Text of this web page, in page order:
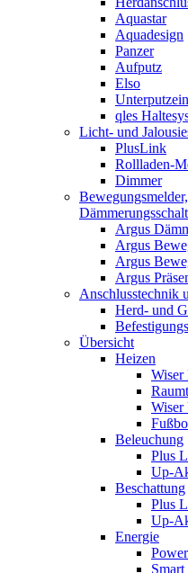
Aquastar
Aquadesign
Panzer
Aufputz
Elso
qles
Licht- und
PlusLink
Rollladen-
Dimmer
Argus
Argus
Argus
Argus
Anschlusstechnik
Herd- und
Übersicht
Heizen
Wiser
Wiser
Beleuchung
Plus
Up-
Beschattung
Plus
Up-
Energie